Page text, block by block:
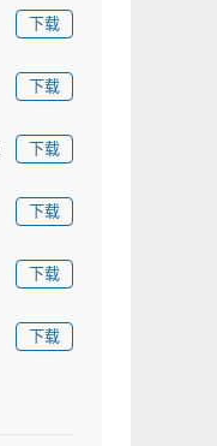
下载
下载
下载
下载
下载
下载